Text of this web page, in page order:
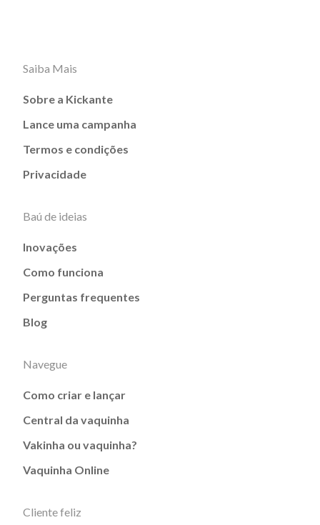
Saiba Mais
Sobre a Kickante
Lance uma campanha
Termos e condições
Privacidade
Baú de ideias
Inovações
Como funciona
Perguntas frequentes
Blog
Navegue
Como criar e lançar
Central da vaquinha
Vakinha ou vaquinha?
Vaquinha Online
Cliente feliz